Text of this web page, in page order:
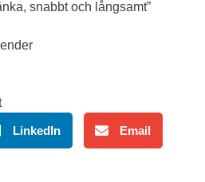
snabbt och långsamt”
LinkedIn Email